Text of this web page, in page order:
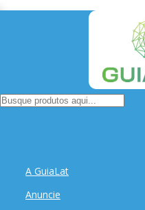
A GuiaLat
Anuncie